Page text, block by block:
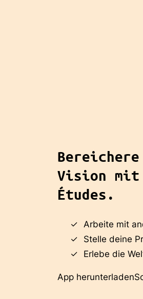
Vision mit
Études.
Arbeite mit
Stelle deine
Erlebe die
App herunterladen